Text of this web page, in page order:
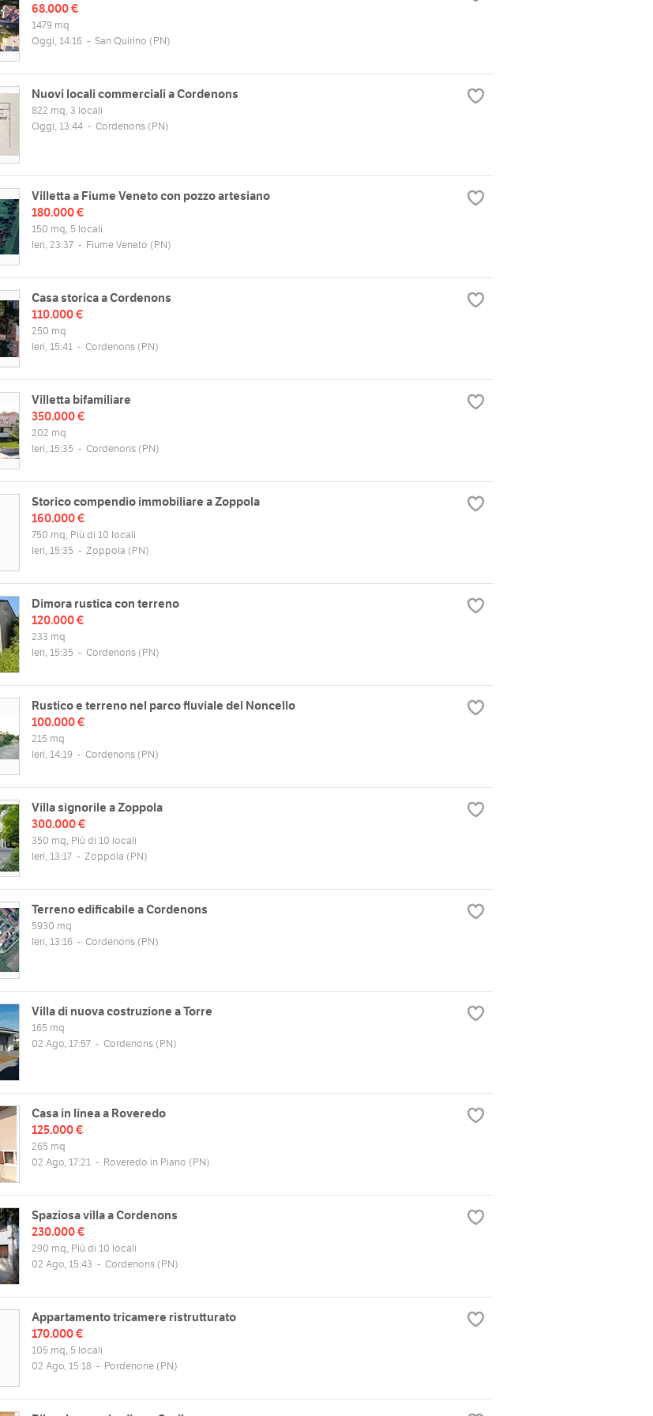
68.000 €
1479 mq
Oggi, 14:16 - San Quirino (PN)
Nuovi locali commerciali a Cordenons
822 mq, 3 locali
Oggi, 13:44 - Cordenons (PN)
Villetta a Fiume Veneto con pozzo artesiano
180.000 €
150 mq, 5 locali
Ieri, 23:37 - Fiume Veneto (PN)
Casa storica a Cordenons
110.000 €
250 mq
Ieri, 15:41 - Cordenons (PN)
Villetta bifamiliare
350.000 €
202 mq
Ieri, 15:35 - Cordenons (PN)
Storico compendio immobiliare a Zoppola
160.000 €
750 mq, Più di 10 locali
Ieri, 15:35 - Zoppola (PN)
Dimora rustica con terreno
120.000 €
233 mq
Ieri, 15:35 - Cordenons (PN)
Rustico e terreno nel parco fluviale del Noncello
100.000 €
215 mq
Ieri, 14:19 - Cordenons (PN)
Villa signorile a Zoppola
300.000 €
350 mq, Più di 10 locali
Ieri, 13:17 - Zoppola (PN)
Terreno edificabile a Cordenons
5930 mq
Ieri, 13:16 - Cordenons (PN)
Villa di nuova costruzione a Torre
165 mq
02 Ago, 17:57 - Cordenons (PN)
Casa in linea a Roveredo
125.000 €
265 mq
02 Ago, 17:21 - Roveredo in Piano (PN)
Spaziosa villa a Cordenons
230.000 €
290 mq, Più di 10 locali
02 Ago, 15:43 - Cordenons (PN)
Appartamento tricamere ristrutturato
170.000 €
105 mq, 5 locali
02 Ago, 15:18 - Pordenone (PN)